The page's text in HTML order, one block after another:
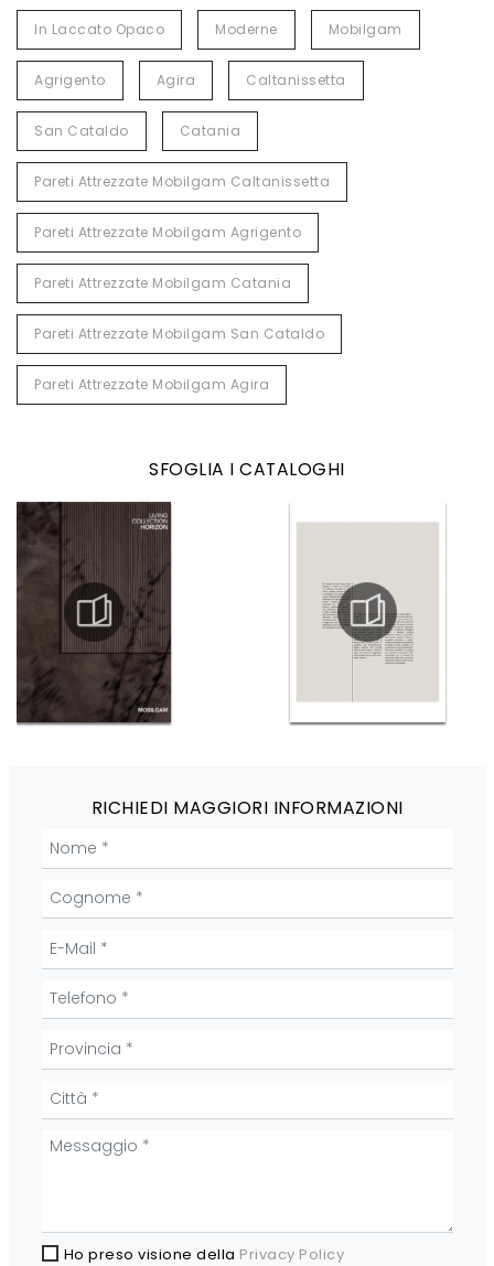
In Laccato Opaco Moderne Mobilgam
Agrigento Agira Caltanissetta
San Cataldo Catania
Pareti Attrezzate Mobilgam Caltanissetta
Pareti Attrezzate Mobilgam Agrigento
Pareti Attrezzate Mobilgam Catania
Pareti Attrezzate Mobilgam San Cataldo
Pareti Attrezzate Mobilgam Agira
SFOGLIA I CATALOGHI
RICHIEDI MAGGIORI INFORMAZIONI
Ho preso visione della Privacy Policy